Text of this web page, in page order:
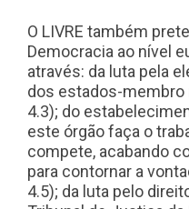
O LIVRE também
Democracia ao nível
através: da luta pela
dos estados-membro
4.3); do
este órgão faça o
compete, acabando
para contornar a
4.5); da luta pelo